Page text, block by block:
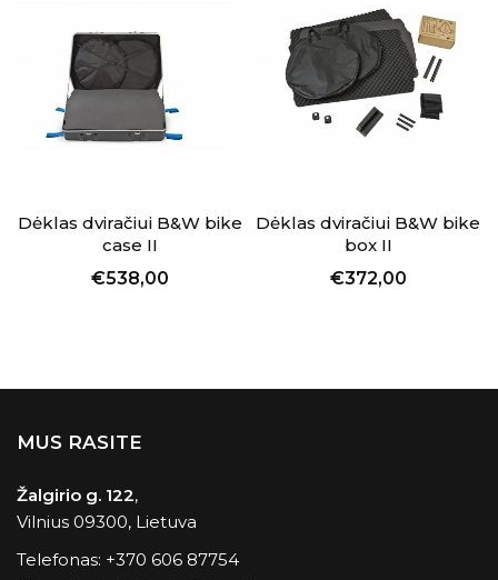
Dėklas dviračiui B&W bike
case II
€538,00
Dėklas dviračiui B&W bike
box II
€372,00
MUS RASITE
Žalgirio g. 122,
Vilnius 09300, Lietuva
Telefonas: +370 606 87754